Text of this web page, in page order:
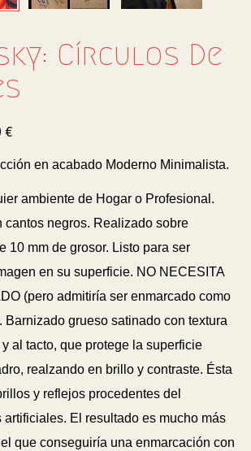
Círculos De
€
en acabado Moderno Minimalista.
ambiente de Hogar o Profesional.
cantos negros. Realizado sobre
10 mm de grosor. Listo para ser
en su superficie. NO NECESITA
(pero admitiría ser enmarcado como
Barnizado grueso satinado con textura
al tacto, que protege la superficie
realzando en brillo y contraste. Ésta
y reflejos procedentes del
artificiales. El resultado es mucho más
que conseguiría una enmarcación con